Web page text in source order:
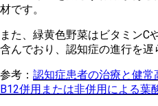
材です。
また、緑黄色野菜はビタミンC
含んでおり、認知症の進行を遅
参考： 認知症患者の治療と健
B12併用または非併用による葉